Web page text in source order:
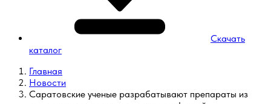
Скачать
каталог
Главная
Новости
Саратовские ученые разрабатывают препараты из